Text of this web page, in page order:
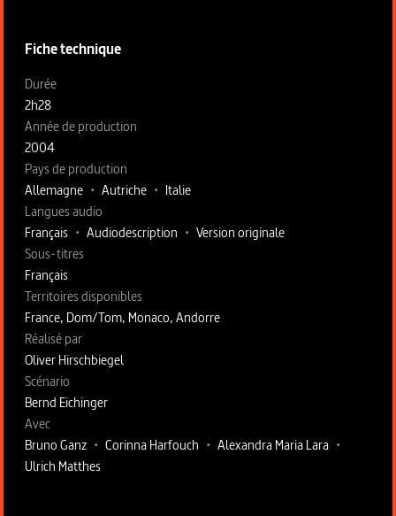
Fiche technique
Fiche technique section gauche
Durée
2h28
Année de production
2004
Pays de production
Allemagne • Autriche • Italie
Langues audio
Français • Audiodescription • Version originale
Sous-titres
Français
Territoires disponibles
France, Dom/Tom, Monaco, Andorre
Fiche technique section droite
Réalisé par
Oliver Hirschbiegel
Scénario
Bernd Eichinger
Avec
Bruno Ganz • Corinna Harfouch • Alexandra Maria Lara •
Ulrich Matthes